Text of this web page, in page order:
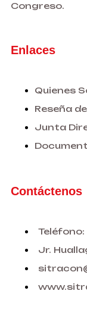
Congreso.
Enlaces
Quienes
Reseña
Junta
Contáctenos
Teléfono:
Jr.